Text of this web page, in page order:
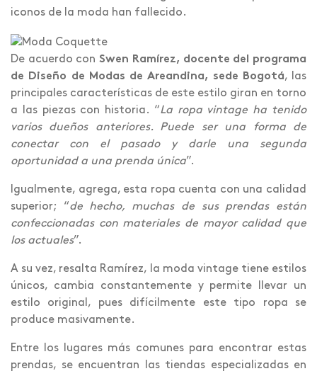
iconos de la moda han fallecido.
De acuerdo conSwen Ramírez, docente del programa
de Diseño de Modas de Areandina, sede Bogotá, las
principales características de este estilo giran en torno
a las piezas con historia. “La ropa vintage ha tenido
varios dueños anteriores. Puede ser una forma de
conectar con el pasado y darle una segunda
oportunidad a una prenda única”.
Igualmente, agrega, esta ropa cuenta con una calidad
superior; “de hecho, muchas de sus prendas están
confeccionadas con materiales de mayor calidad que
los actuales”.
A su vez, resalta Ramírez, la moda vintage tiene estilos
únicos, cambia constantemente y permite llevar un
estilo original, pues difícilmente este tipo ropa se
produce masivamente.
Entre los lugares más comunes para encontrar estas
prendas, se encuentran las tiendas especializadas en